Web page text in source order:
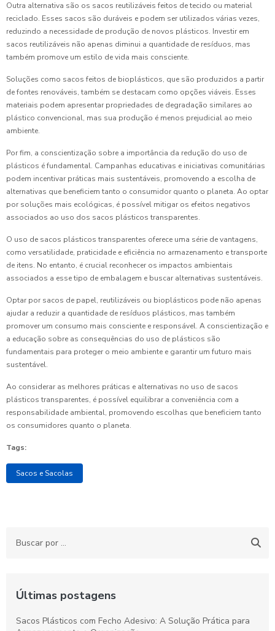
Outra alternativa são os sacos reutilizáveis feitos de tecido ou material
reciclado. Esses sacos são duráveis e podem ser utilizados várias vezes,
reduzindo a necessidade de produção de novos plásticos. Investir em
sacos reutilizáveis não apenas diminui a quantidade de resíduos, mas
também promove um estilo de vida mais consciente.
Soluções como sacos feitos de bioplásticos, que são produzidos a partir
de fontes renováveis, também se destacam como opções viáveis. Esses
materiais podem apresentar propriedades de degradação similares ao
plástico convencional, mas sua produção é menos prejudicial ao meio
ambiente.
Por fim, a conscientização sobre a importância da redução do uso de
plásticos é fundamental. Campanhas educativas e iniciativas comunitárias
podem incentivar práticas mais sustentáveis, promovendo a escolha de
alternativas que beneficiem tanto o consumidor quanto o planeta. Ao optar
por soluções mais ecológicas, é possível mitigar os efeitos negativos
associados ao uso dos sacos plásticos transparentes.
O uso de sacos plásticos transparentes oferece uma série de vantagens,
como versatilidade, praticidade e eficiência no armazenamento e transporte
de itens. No entanto, é crucial reconhecer os impactos ambientais
associados a esse tipo de embalagem e buscar alternativas sustentáveis.
Optar por sacos de papel, reutilizáveis ou bioplásticos pode não apenas
ajudar a reduzir a quantidade de resíduos plásticos, mas também
promover um consumo mais consciente e responsável. A conscientização e
a educação sobre as consequências do uso de plásticos são
fundamentais para proteger o meio ambiente e garantir um futuro mais
sustentável.
Ao considerar as melhores práticas e alternativas no uso de sacos
plásticos transparentes, é possível equilibrar a conveniência com a
responsabilidade ambiental, promovendo escolhas que beneficiem tanto
os consumidores quanto o planeta.
Tags:
Sacos e Sacolas
Últimas postagens
Sacos Plásticos com Fecho Adesivo: A Solução Prática para